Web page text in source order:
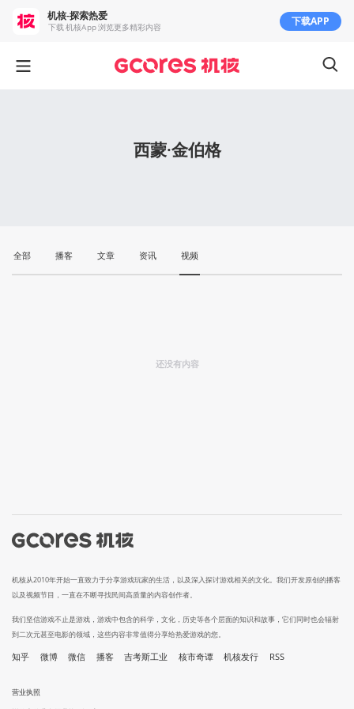
西蒙·金伯格
全部 播客 文章 资讯 视频
还没有内容
机核从2010年开始一直致力于分享游戏玩家的生活，以及深入探讨游戏相关的文化。我们开发原创的播客
以及视频节目，一直在不断寻找民间高质量的内容创作者。
我们坚信游戏不止是游戏，游戏中包含的科学，文化，历史等各个层面的知识和故事，它们同时也会辐射
到二次元甚至电影的领域，这些内容非常值得分享给热爱游戏的您。
知乎 微博 微信 播客 吉考斯工业 核市奇谭 机核发行 RSS
营业执照
机核-探索热爱
下载 机核App 浏览更多精彩内容 下载APP